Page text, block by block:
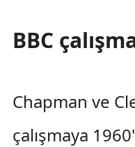
BBC
Chapman ve
çalışmaya